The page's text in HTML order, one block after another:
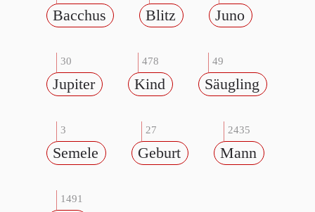
Bacchus Blitz Juno
30
Jupiter
478
Kind
49
Säugling
3
Semele
27
Geburt
2435
Mann
1491